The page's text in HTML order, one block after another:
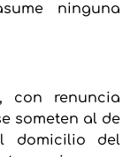
ninguna
con renuncia
someten al de
domicilio del